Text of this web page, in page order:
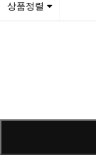
상품정렬